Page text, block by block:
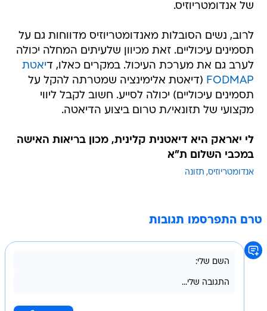
לרוב, נשים הסובלות מאנדומטריוזיס מדווחות גם על
לערב גם את מערכת העיכול. במקרים כאלו, ד יאטת
FODMAP(דיאטת אלימינציה שמטרתה להקל על
תסמינים עיכוליים) יכולה לסייע. חשוב לקבל ליווי
מקצועי של תזונאי/ת טרום ביצוע הדיאטה.
לי יאראק היא דיאטנית קלינית, מכון בריאות האישה
אנדומטריוזיס תזונה